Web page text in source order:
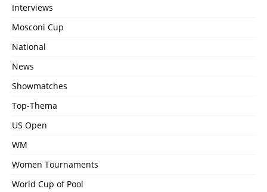
Interviews
Mosconi Cup
National
News
Showmatches
Top-Thema
US Open
WM
Women Tournaments
World Cup of Pool